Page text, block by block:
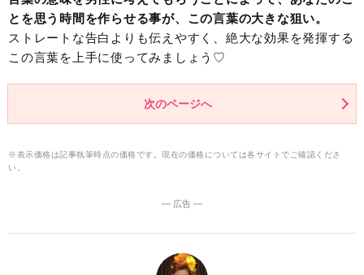
とを思う時間を作らせる事が、この言葉の大きな狙い。
ストレートな告白よりも伝えやすく、絶大な効果を発揮する
この言葉を上手に使ってみましょう♡
次のページへ
※表示価格は記事執筆時点の価格です。現在の価格については各サイトでご確認くださ
い。
― 広告 ―